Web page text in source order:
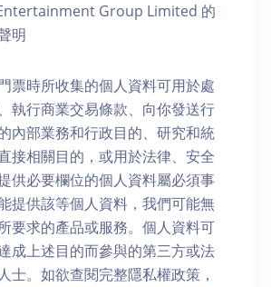
Group Limited 的
明
票時所收集的個人資料可用於處
執行商業交易條款、向你發送行
內部業務和行政目的、研究和統
接相關目的，或用於法律、安全
供必要欄位的個人資料屬必須事
提供該等個人資料，我們可能無
要求的產品或服務。個人資料可
成上述目的而參與的第三方或法
士。如欲查閱完整隱私權政策，